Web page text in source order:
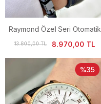
Raymond Özel Seri Otomatik
Diplomat Klipsli Deri Kordon
13.800,00 TL 8.970,00 TL
%35